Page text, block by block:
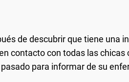
de descubrir que tiene una
contacto con todas las
para informar de su